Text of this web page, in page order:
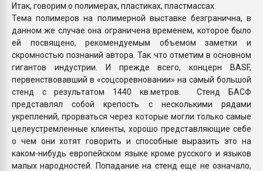
Итак, говорим о полимерах, пластиках, пластмассах.
Тема полимеров на полимерной выставке безгранична, в
данном же случае она ограничена временем, которое было
ей посвящено, рекомендуемым объемом заметки и
скромностью познаний автора. Так что отметим в основном
гигантов индустрии. И прежде всего, концерн BASF,
первенствовавший в «соцсоревновании» на самый большой
стенд с результатом 1440 кв.метров. Стенд БАСФ
представлял собой крепость с несколькими рядами
укреплений, прорваться через которые могли только самые
целеустремленные клиенты, хорошо представляющие себе
о чем они хотят говорить и способные выразить это на
каком-нибудь европейском языке кроме русского и языков
малых народностей. Попадание на стенд еще не означало,